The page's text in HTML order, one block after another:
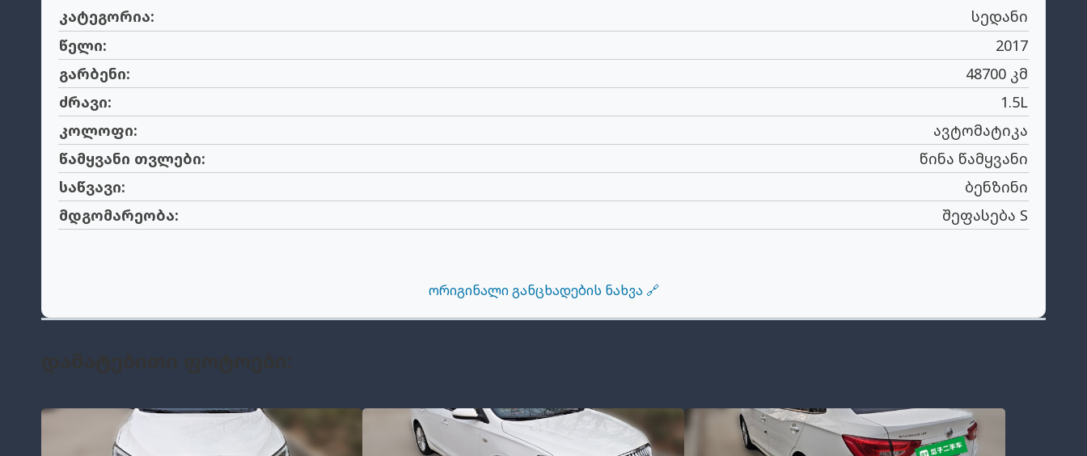
კატეგორია:
სედანი
წელი:
2017
გარბენი:
48700 კმ
ძრავი:
1.5L
კოლოფი:
ავტომატიკა
წამყვანი თვლები:
წინა წამყვანი
საწვავი:
ბენზინი
მდგომარეობა:
შეფასება S
ორიგინალი განცხადების ნახვა 🔗